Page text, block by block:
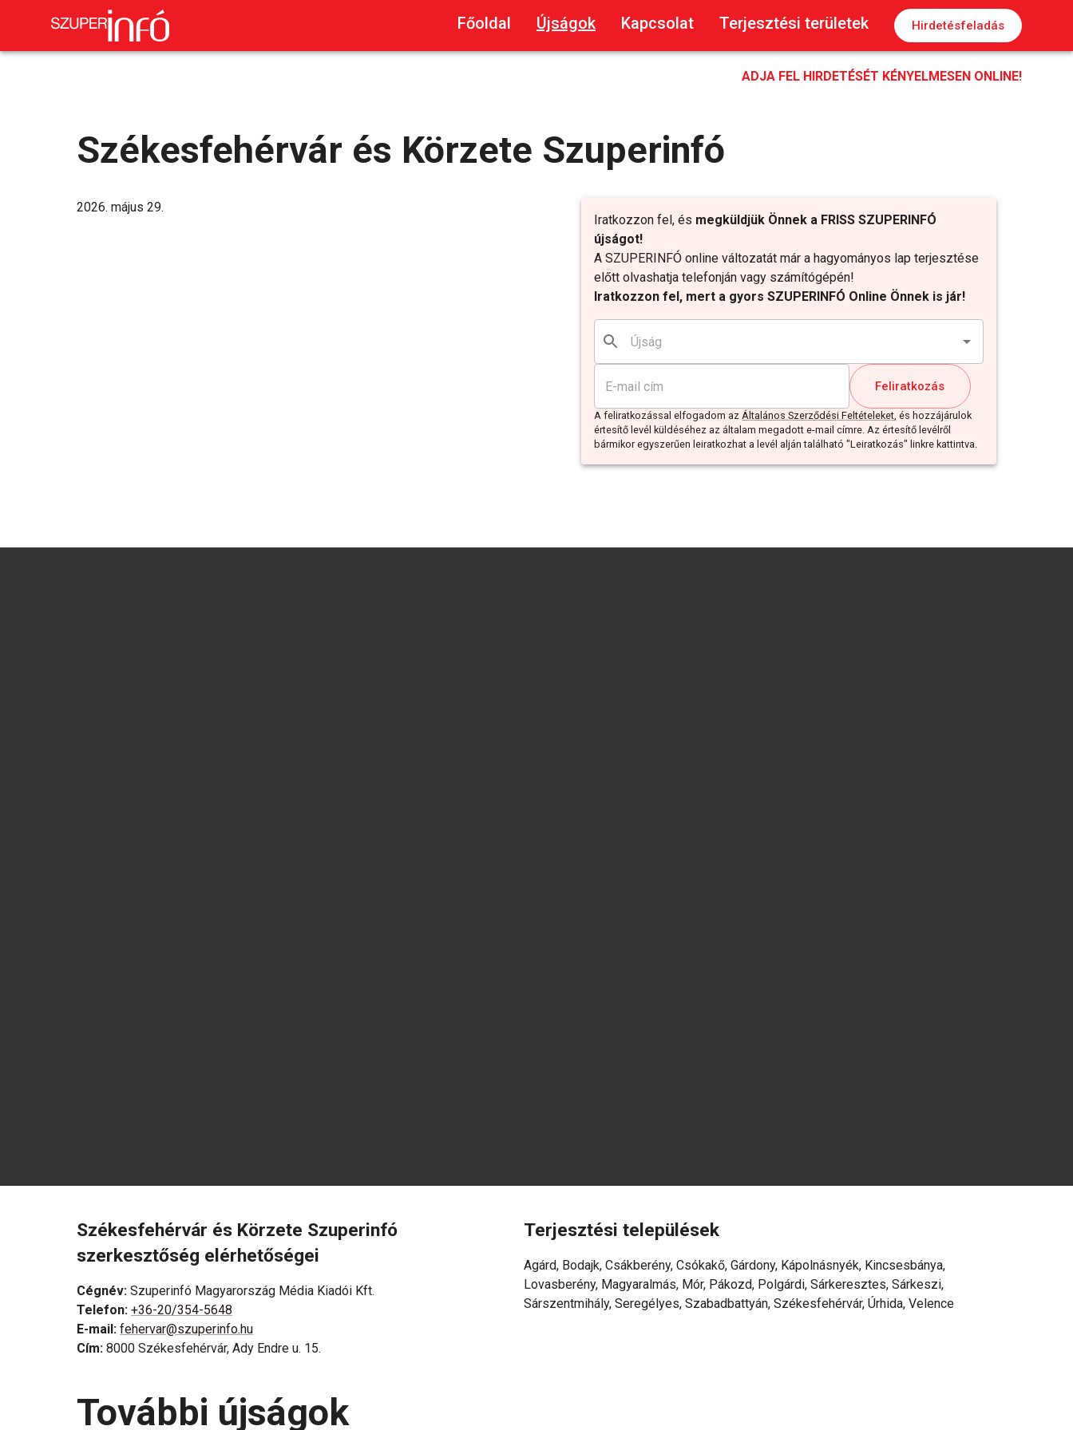
Főoldal Újságok Kapcsolat Terjesztési területek Hirdetésfeladás
ADJA FEL HIRDETÉSÉT KÉNYELMESEN ONLINE!
Székesfehérvár és Körzete Szuperinfó
Iratkozzon fel, és megküldjük Önnek a FRISS SZUPERINFÓ
újságot!
A SZUPERINFÓ online változatát már a hagyományos lap terjesztése
előtt olvashatja telefonján vagy számítógépén!
Iratkozzon fel, mert a gyors SZUPERINFÓ Online Önnek is jár!
Feliratkozás
A feliratkozással elfogadom az Általános Szerződési Feltételeket, és hozzájárulok
értesítő levél küldéséhez az általam megadott e-mail címre. Az értesítő levélről
bármikor egyszerűen leiratkozhat a levél alján található "Leiratkozás" linkre kattintva.
2026. május 29.
Székesfehérvár és Körzete Szuperinfó
szerkesztőség elérhetőségei
Cégnév: Szuperinfó Magyarország Média Kiadói Kft.
Telefon: +36-20/354-5648
E-mail: fehervar@szuperinfo.hu
Cím: 8000 Székesfehérvár, Ady Endre u. 15.
Terjesztési települések
Agárd, Bodajk, Csákberény, Csókakő, Gárdony, Kápolnásnyék, Kincsesbánya,
Lovasberény, Magyaralmás, Mór, Pákozd, Polgárdi, Sárkeresztes, Sárkeszi,
Sárszentmihály, Seregélyes, Szabadbattyán, Székesfehérvár, Úrhida, Velence
További újságok